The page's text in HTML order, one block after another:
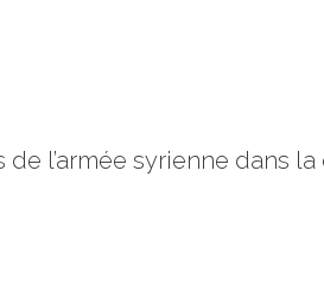
l’armée syrienne dans